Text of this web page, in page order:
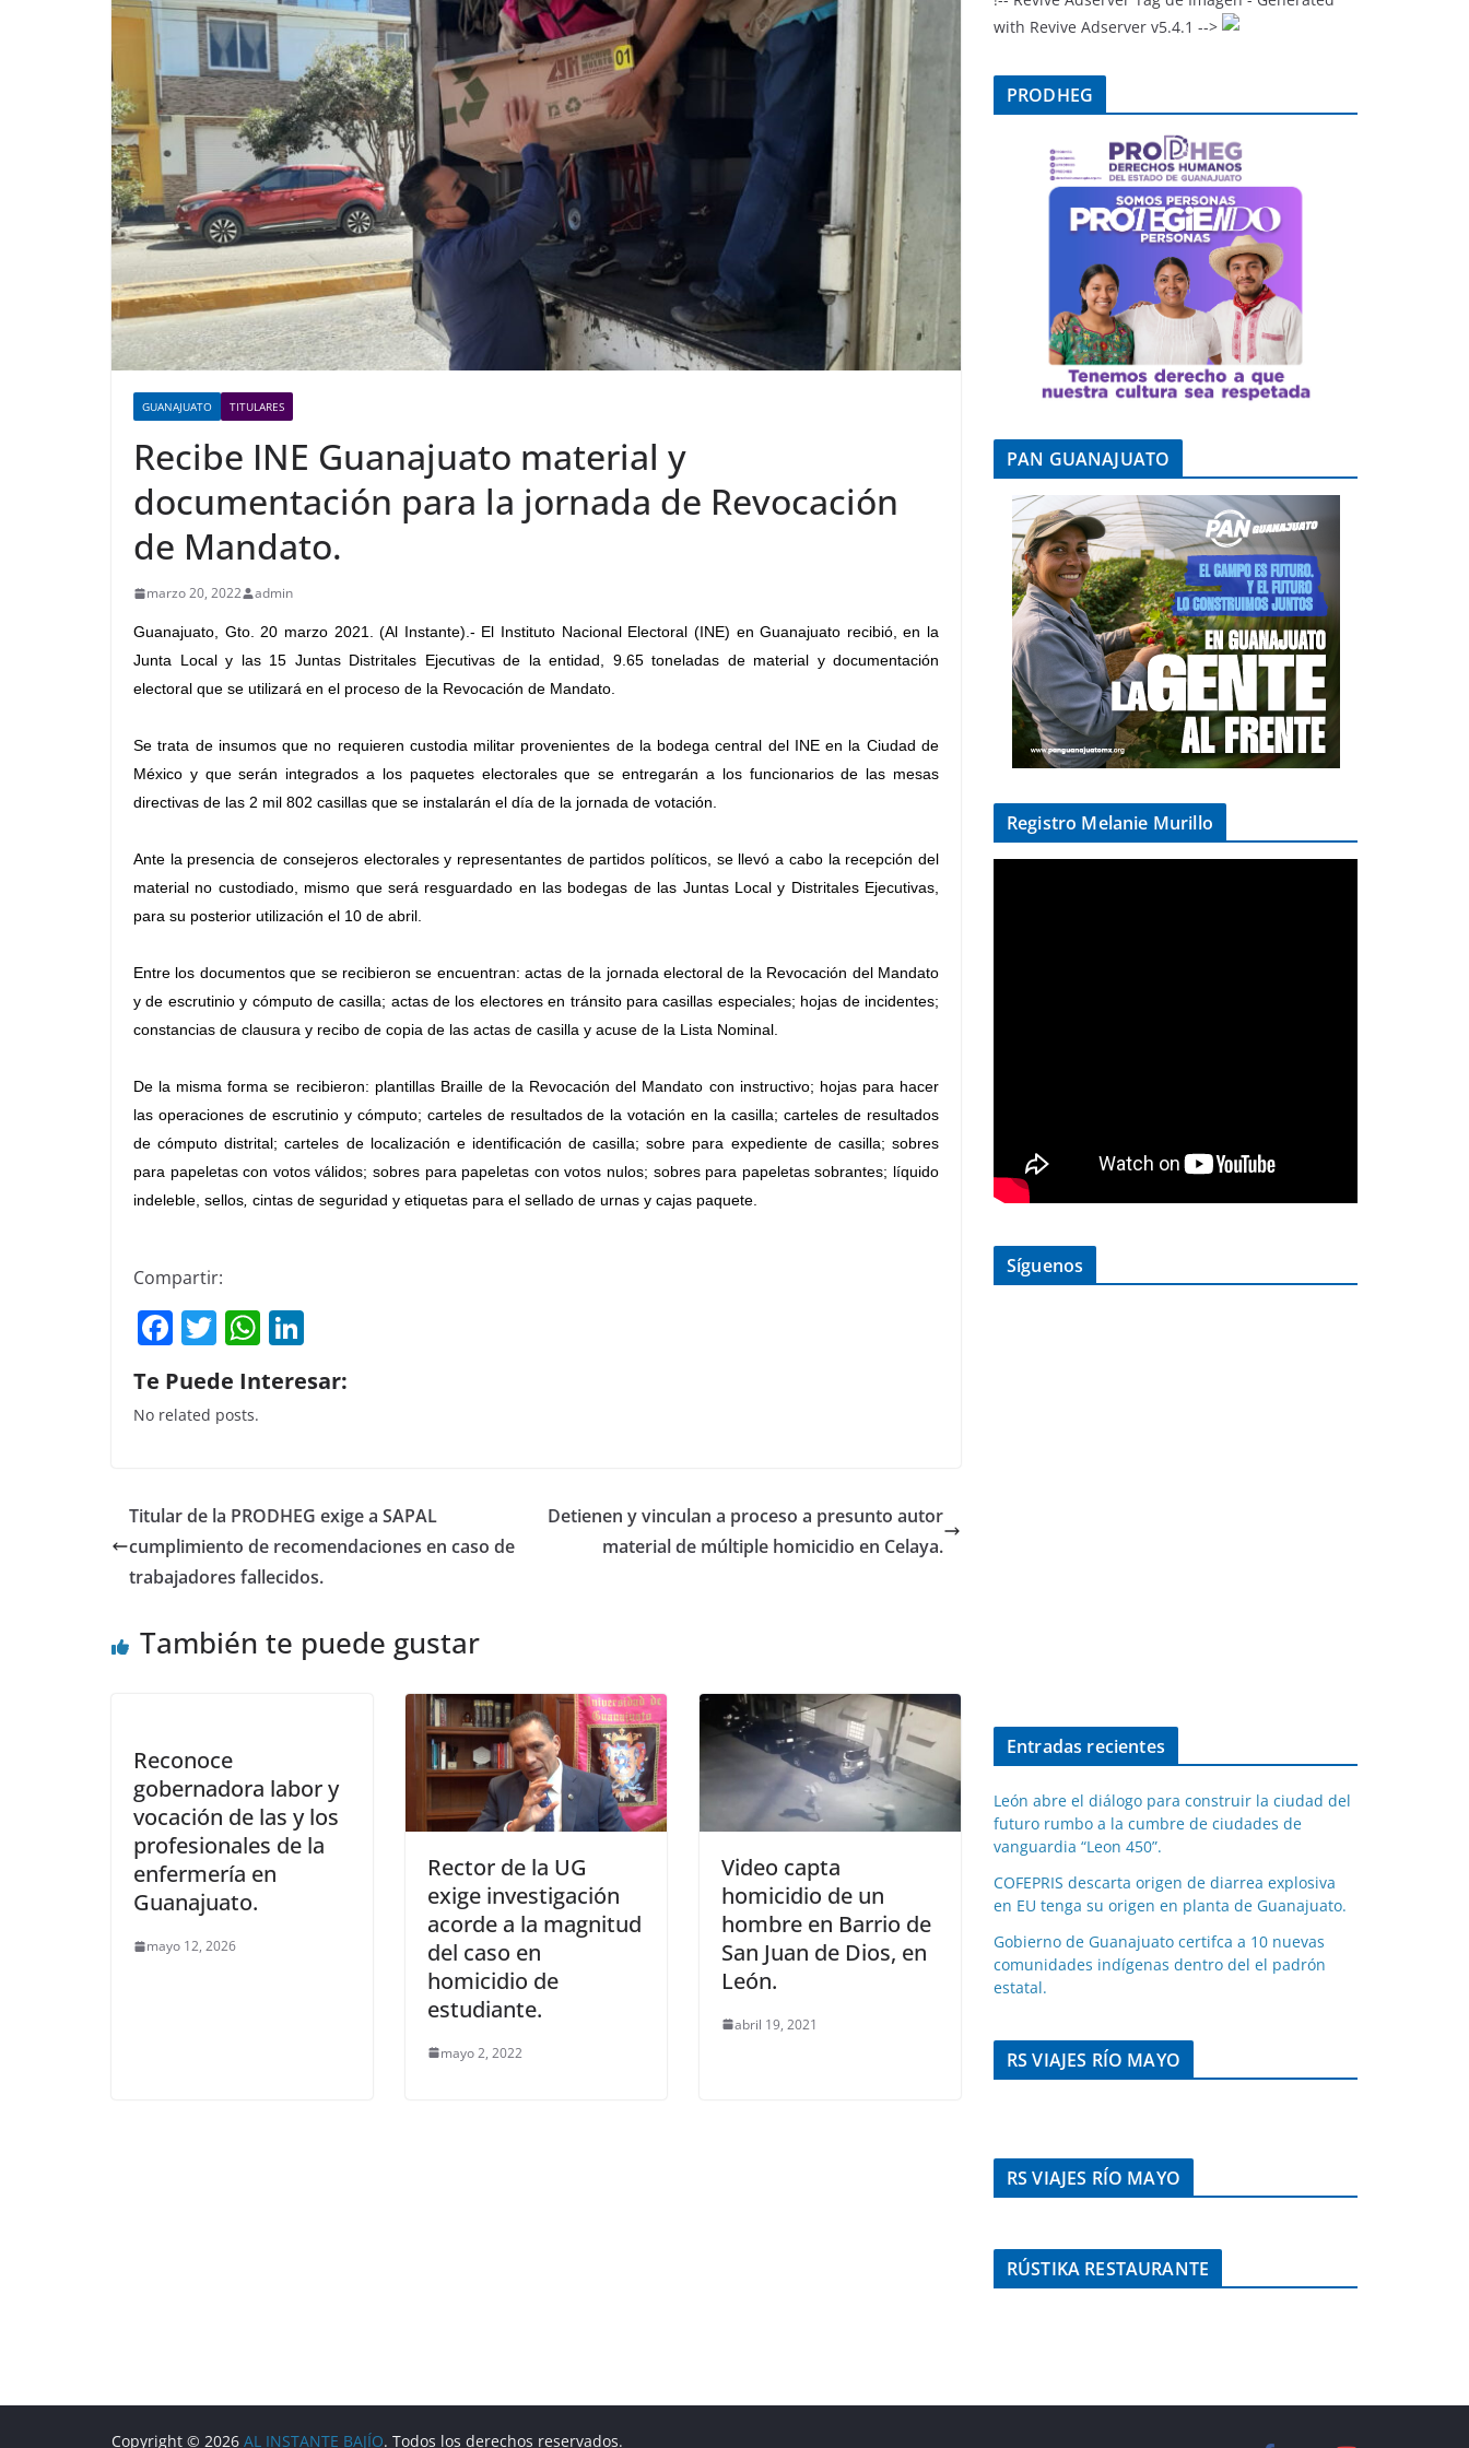
GUANAJUATO TITULARES
Recibe INE Guanajuato material y
documentación para la jornada de Revocación
de Mandato.
marzo 20, 2022 admin
Guanajuato, Gto. 20 marzo 2021. (Al Instante).- El Instituto Nacional Electoral (INE) en Guanajuato recibió, en la
Junta Local y las 15 Juntas Distritales Ejecutivas de la entidad, 9.65 toneladas de material y documentación
electoral que se utilizará en el proceso de la Revocación de Mandato.
Se trata de insumos que no requieren custodia militar provenientes de la bodega central del INE en la Ciudad de
México y que serán integrados a los paquetes electorales que se entregarán a los funcionarios de las mesas
directivas de las 2 mil 802 casillas que se instalarán el día de la jornada de votación.
Ante la presencia de consejeros electorales y representantes de partidos políticos, se llevó a cabo la recepción del
material no custodiado, mismo que será resguardado en las bodegas de las Juntas Local y Distritales Ejecutivas,
para su posterior utilización el 10 de abril.
Entre los documentos que se recibieron se encuentran: actas de la jornada electoral de la Revocación del Mandato
y de escrutinio y cómputo de casilla; actas de los electores en tránsito para casillas especiales; hojas de incidentes;
constancias de clausura y recibo de copia de las actas de casilla y acuse de la Lista Nominal.
De la misma forma se recibieron: plantillas Braille de la Revocación del Mandato con instructivo; hojas para hacer
las operaciones de escrutinio y cómputo; carteles de resultados de la votación en la casilla; carteles de resultados
de cómputo distrital; carteles de localización e identificación de casilla; sobre para expediente de casilla; sobres
para papeletas con votos válidos; sobres para papeletas con votos nulos; sobres para papeletas sobrantes; líquido
indeleble, sellos, cintas de seguridad y etiquetas para el sellado de urnas y cajas paquete.
Compartir:
F
a
c
e
o
o
k
T
w
itt
er
W
h
at
p
p
k
n
Te Puede Interesar:
No related posts.
Titular de la PRODHEG exige a SAPAL
cumplimiento de recomendaciones en caso de
trabajadores fallecidos.
Detienen y vinculan a proceso a presunto autor
material de múltiple homicidio en Celaya.
También te puede gustar
Reconoce
gobernadora labor y
vocación de las y los
profesionales de la
enfermería en
Guanajuato.
mayo 12, 2026
Rector de la UG
exige investigación
acorde a la magnitud
del caso en
homicidio de
estudiante.
mayo 2, 2022
Video capta
homicidio de un
hombre en Barrio de
San Juan de Dios, en
León.
abril 19, 2021
with Revive Adserver v5.4.1 -->
PRODHEG
PAN GUANAJUATO
Registro Melanie Murillo
Síguenos
Entradas recientes
León abre el diálogo para construir la ciudad del
futuro rumbo a la cumbre de ciudades de
vanguardia “Leon 450”.
COFEPRIS descarta origen de diarrea explosiva
en EU tenga su origen en planta de Guanajuato.
Gobierno de Guanajuato certifca a 10 nuevas
comunidades indígenas dentro del el padrón
estatal.
RS VIAJES RÍO MAYO
RS VIAJES RÍO MAYO
RÚSTIKA RESTAURANTE
Copyright © 2026 AL INSTANTE BAJÍO. Todos los derechos reservados.